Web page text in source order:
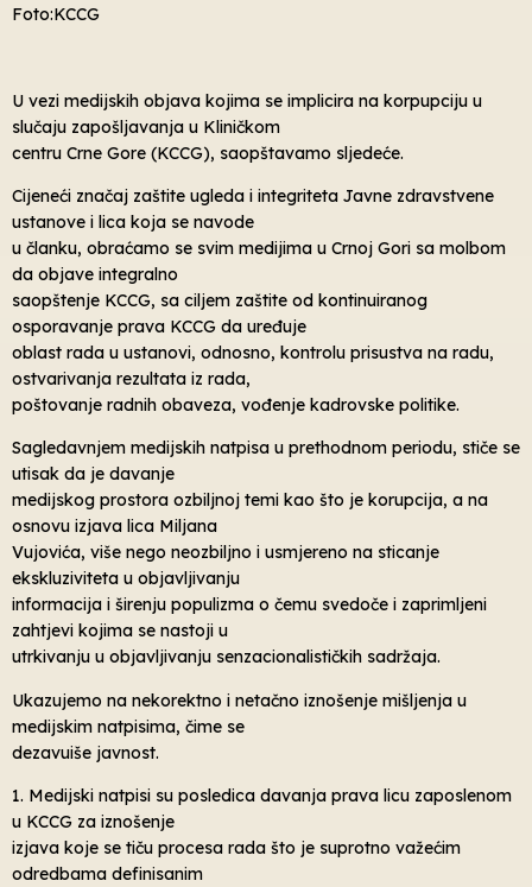
Foto:KCCG
U vezi medijskih objava kojima se implicira na korpupciju u
slučaju zapošljavanja u Kliničkom
centru Crne Gore (KCCG), saopštavamo sljedeće.
Cijeneći značaj zaštite ugleda i integriteta Javne zdravstvene
ustanove i lica koja se navode
u članku, obraćamo se svim medijima u Crnoj Gori sa molbom
da objave integralno
saopštenje KCCG, sa ciljem zaštite od kontinuiranog
osporavanje prava KCCG da uređuje
oblast rada u ustanovi, odnosno, kontrolu prisustva na radu,
ostvarivanja rezultata iz rada,
poštovanje radnih obaveza, vođenje kadrovske politike.
Sagledavnjem medijskih natpisa u prethodnom periodu, stiče se
utisak da je davanje
medijskog prostora ozbiljnoj temi kao što je korupcija, a na
osnovu izjava lica Miljana
Vujovića, više nego neozbiljno i usmjereno na sticanje
ekskluziviteta u objavljivanju
informacija i širenju populizma o čemu svedoče i zaprimljeni
zahtjevi kojima se nastoji u
utrkivanju u objavljivanju senzacionalističkih sadržaja.
Ukazujemo na nekorektno i netačno iznošenje mišljenja u
medijskim natpisima, čime se
dezavuiše javnost.
1. Medijski natpisi su posledica davanja prava licu zaposlenom
u KCCG za iznošenje
izjava koje se tiču procesa rada što je suprotno važećim
odredbama definisanim